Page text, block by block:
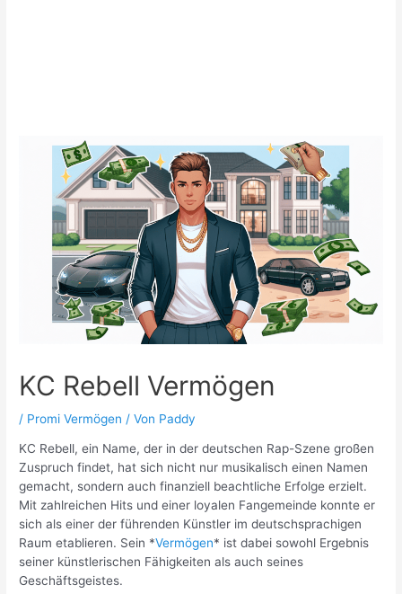
KC Rebell Vermögen
/ Promi Vermögen / Von Paddy
KC Rebell, ein Name, der in der deutschen Rap-Szene großen
Zuspruch findet, hat sich nicht nur musikalisch einen Namen
gemacht, sondern auch finanziell beachtliche Erfolge erzielt.
Mit zahlreichen Hits und einer loyalen Fangemeinde konnte er
sich als einer der führenden Künstler im deutschsprachigen
Raum etablieren. Sein *Vermögen* ist dabei sowohl Ergebnis
seiner künstlerischen Fähigkeiten als auch seines
Geschäftsgeistes.